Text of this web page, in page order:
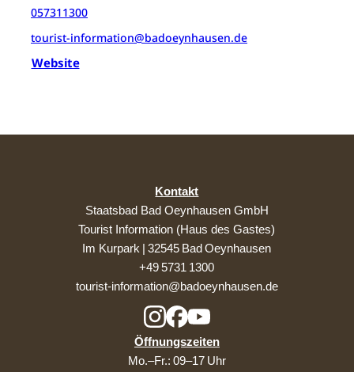
057311300
tourist-information@badoeynhausen.de
Website
Kontakt
Staatsbad Bad Oeynhausen GmbH
Tourist Information (Haus des Gastes)
Im Kurpark | 32545 Bad Oeynhausen
+49 5731 1300
tourist-information@badoeynhausen.de
Öffnungszeiten
Mo.–Fr.: 09–17 Uhr